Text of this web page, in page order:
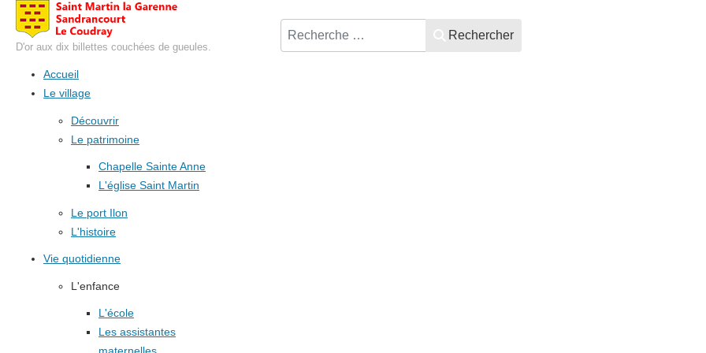
D'or aux dix billettes couchées de gueules.
Rechercher
Accueil
Le village
Découvrir
Le patrimoine
Chapelle Sainte Anne
L'église Saint Martin
Le port Ilon
L'histoire
Vie quotidienne
L'enfance
L'école
Les assistantes